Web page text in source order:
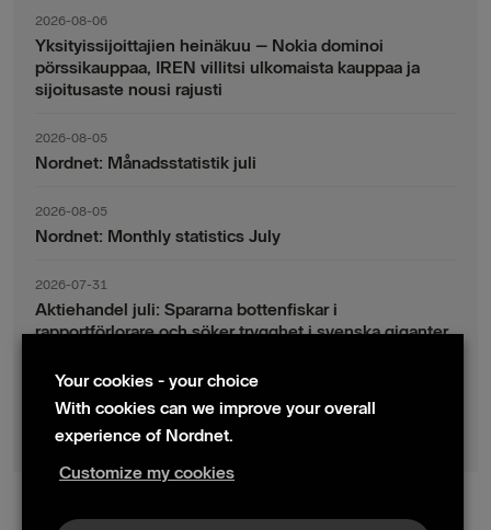
2026-08-06
Yksityissijoittajien heinäkuu – Nokia dominoi
pörssikauppaa, IREN villitsi ulkomaista kauppaa ja
sijoitusaste nousi rajusti
2026-08-05
Nordnet: Månadsstatistik juli
2026-08-05
Nordnet: Monthly statistics July
2026-07-31
Aktiehandel juli: Spararna bottenfiskar i
rapportförlorare och söker trygghet i svenska giganter
2026-07-30
Fondsparande juli: Vinsthemtagningar i teknik – men
indexsparandet ligger fast
Your cookies - your choice
With cookies can we improve your overall
experience of Nordnet.
Customize my cookies